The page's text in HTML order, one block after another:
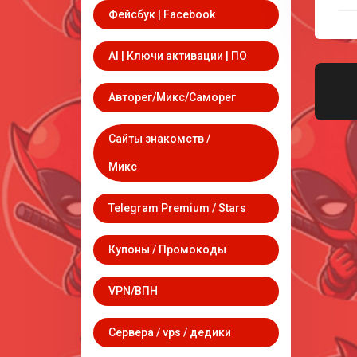
Фейсбук | Facebook
AI | Ключи активации | ПО
Авторег/Микс/Саморег
Сайты знакомств /
Микс
Telegram Premium / Stars
Купоны / Промокоды
VPN/ВПН
Сервера / vps / дедики